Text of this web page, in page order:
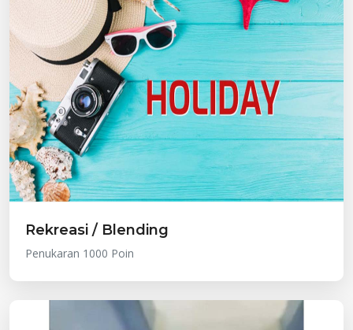
Rekreasi / Blending
Penukaran 1000 Poin